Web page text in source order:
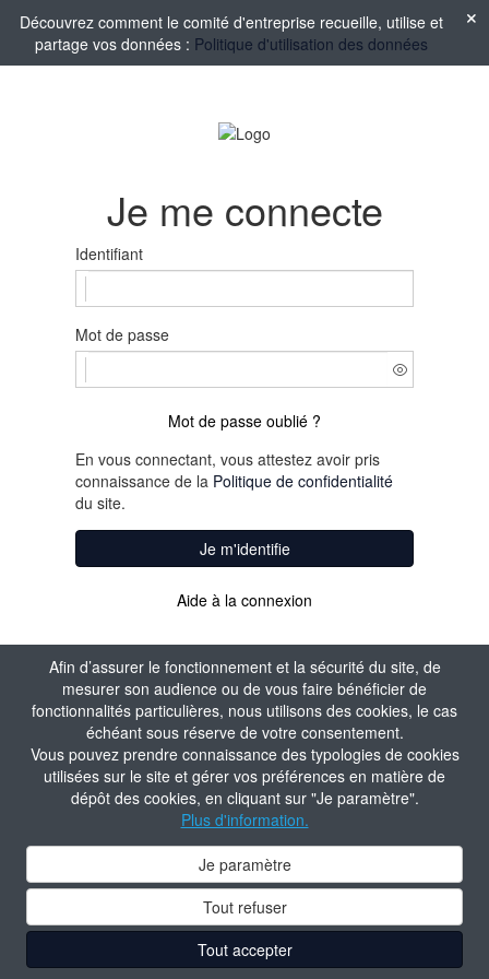
Afin d’assurer le fonctionnement et la sécurité du site, de
mesurer son audience ou de vous faire bénéficier de
fonctionnalités particulières, nous utilisons des cookies, le cas
échéant sous réserve de votre consentement.
Vous pouvez prendre connaissance des typologies de cookies
utilisées sur le site et gérer vos préférences en matière de
dépôt des cookies, en cliquant sur "Je paramètre".
Plus d'information.
Je paramètre
Tout refuser
Tout accepter
Découvrez comment le comité d'entreprise recueille, utilise et
partage vos données : Politique d'utilisation des données
Je me connecte
Identifiant
Mot de passe
Mot de passe oublié ?
En vous connectant, vous attestez avoir pris
connaissance de la Politique de confidentialité
du site.
Je m'identifie
Aide à la connexion